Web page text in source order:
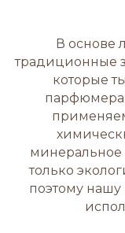
В основе
традиционные
которые
минеральное
только
поэтому